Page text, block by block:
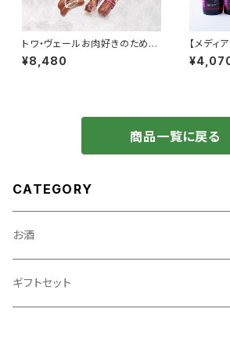
トワ・ヴェールお肉好きのための
ギフトセットと「黒松内カシスリ
キュール 500ml」1本
¥8,480
【メディ
松内カ
セット（箱
商品一覧に戻る
CATEGORY
お酒
リキュール
ギフトセット